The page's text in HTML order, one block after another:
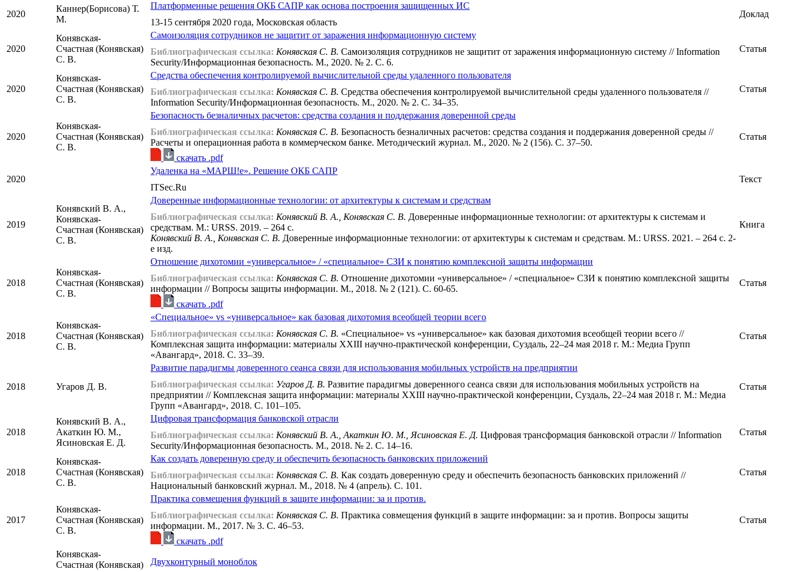
2020
Каннер(Борисова) Т.
М.
Платформенные решения ОКБ САПР как основа построения защищенных ИС
13-15 сентября 2020 года, Московская область
Доклад
2020
Конявская-
Счастная (Конявская)
С. В.
Самоизоляция сотрудников не защитит от заражения информационную систему
Библиографическая ссылка: Конявская С. В. Самоизоляция сотрудников не защитит от заражения информационную систему // Information
Security/Информационная безопасность. М., 2020. № 2. С. 6.
Статья
2020
Конявская-
Счастная (Конявская)
С. В.
Средства обеспечения контролируемой вычислительной среды удаленного пользователя
Библиографическая ссылка: Конявская С. В. Средства обеспечения контролируемой вычислительной среды удаленного пользователя //
Information Security/Информационная безопасность. М., 2020. № 2. С. 34–35.
Статья
2020
Конявская-
Счастная (Конявская)
С. В.
Безопасность безналичных расчетов: средства создания и поддержания доверенной среды
Библиографическая ссылка: Конявская С. В. Безопасность безналичных расчетов: средства создания и поддержания доверенной среды //
Расчеты и операционная работа в коммерческом банке. Методический журнал. М., 2020. № 2 (156). С. 37–50.
cкачать .pdf
Статья
2020
Удаленка на «МАРШ!е». Решение ОКБ САПР
ITSec.Ru
Текст
2019
Конявский В. А.,
Конявская-
Счастная (Конявская)
С. В.
Доверенные информационные технологии: от архитектуры к системам и средствам
Библиографическая ссылка: Конявский В. А., Конявская С. В. Доверенные информационные технологии: от архитектуры к системам и
средствам. М.: URSS. 2019. – 264 с.
Конявский В. А., Конявская С. В. Доверенные информационные технологии: от архитектуры к системам и средствам. М.: URSS. 2021. – 264 с. 2-
е изд.
Книга
2018
Конявская-
Счастная (Конявская)
С. В.
Отношение дихотомии «универсальное» / «специальное» СЗИ к понятию комплексной защиты информации
Библиографическая ссылка: Конявская С. В. Отношение дихотомии «универсальное» / «специальное» СЗИ к понятию комплексной защиты
информации // Вопросы защиты информации. М., 2018. № 2 (121). С. 60-65.
cкачать .pdf
Статья
2018
Конявская-
Счастная (Конявская)
С. В.
«Специальное» vs «универсальное» как базовая дихотомия всеобщей теории всего
Библиографическая ссылка: Конявская С. В. «Специальное» vs «универсальное» как базовая дихотомия всеобщей теории всего //
Комплексная защита информации: материалы XXIII научно-практической конференции, Суздаль, 22–24 мая 2018 г. М.: Медиа Групп
«Авангард», 2018. С. 33–39.
Статья
2018 Угаров Д. В.
Развитие парадигмы доверенного сеанса связи для использования мобильных устройств на предприятии
Библиографическая ссылка: Угаров Д. В. Развитие парадигмы доверенного сеанса связи для использования мобильных устройств на
предприятии // Комплексная защита информации: материалы XXIII научно-практической конференции, Суздаль, 22–24 мая 2018 г. М.: Медиа
Групп «Авангард», 2018. С. 101–105.
Статья
2018
Конявский В. А.,
Акаткин Ю. М.,
Ясиновская Е. Д.
Цифровая трансформация банковской отрасли
Библиографическая ссылка: Конявский В. А., Акаткин Ю. М., Ясиновская Е. Д. Цифровая трансформация банковской отрасли // Information
Security/Информационная безопасность. М., 2018. № 2. С. 14–16.
Статья
2018
Конявская-
Счастная (Конявская)
С. В.
Как создать доверенную среду и обеспечить безопасность банковских приложений
Библиографическая ссылка: Конявская С. В. Как создать доверенную среду и обеспечить безопасность банковских приложений //
Национальный банковский журнал. М., 2018. № 4 (апрель). С. 101.
Статья
2017
Конявская-
Счастная (Конявская)
С. В.
Практика совмещения функций в защите информации: за и против.
Библиографическая ссылка: Конявская С. В. Практика совмещения функций в защите информации: за и против. Вопросы защиты
информации. М., 2017. № 3. С. 46–53.
cкачать .pdf
Статья
Конявская-
Счастная (Конявская)
Двухконтурный моноблок